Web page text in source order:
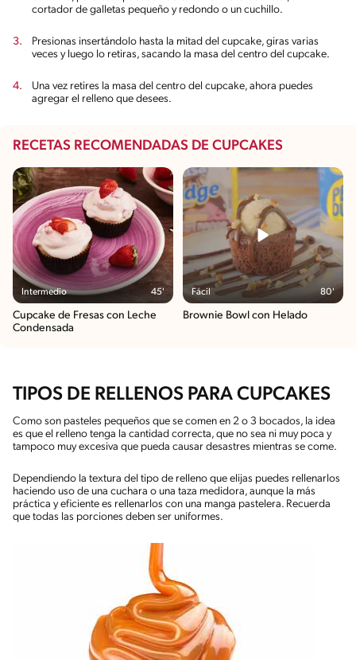
cortador de galletas pequeño y redondo o un cuchillo.
Presionas insertándolo hasta la mitad del cupcake, giras varias
veces y luego lo retiras, sacando la masa del centro del cupcake.
Una vez retires la masa del centro del cupcake, ahora puedes
agregar el relleno que desees.
RECETAS RECOMENDADAS DE CUPCAKES
Intermedio 45'
Cupcake de Fresas con Leche
Condensada
Fácil 80'
Brownie Bowl con Helado
TIPOS DE RELLENOS PARA CUPCAKES
Como son pasteles pequeños que se comen en 2 o 3 bocados, la idea
es que el relleno tenga la cantidad correcta, que no sea ni muy poca y
tampoco muy excesiva que pueda causar desastres mientras se come.
Dependiendo la textura del tipo de relleno que elijas puedes rellenarlos
haciendo uso de una cuchara o una taza medidora, aunque la más
práctica y eficiente es rellenarlos con una manga pastelera. Recuerda
que todas las porciones deben ser uniformes.